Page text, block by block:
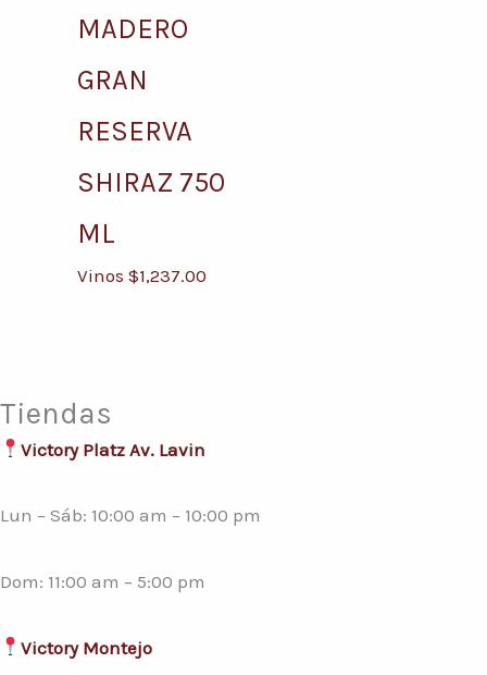
MADERO
GRAN
RESERVA
SHIRAZ 750
ML
Vinos $1,237.00
Tiendas
Victory Platz Av. Lavin
Lun – Sáb: 10:00 am – 10:00 pm
Dom: 11:00 am – 5:00 pm
Victory Montejo